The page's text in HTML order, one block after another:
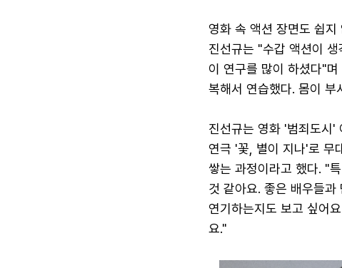
영화 속 액션 장면도 쉽
진선규는 "수갑 액션이
이 연구를 많이 하셨다"
복해서 연습했다. 몸이 부
진선규는 영화 '범죄도시'
연극 '꽃, 별이 지나'로 무
쌓는 과정이라고 했다. "
것 같아요. 좋은 배우들
연기하는지도 보고 싶어
요."